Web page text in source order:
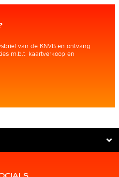
van de KNVB en ontvang
m.b.t. kaartverkoop en